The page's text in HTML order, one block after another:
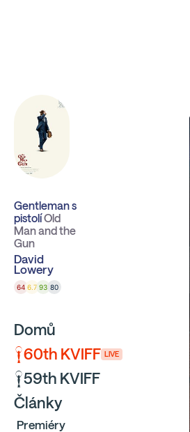
Gentleman s
pistolíOld
Man and the
Gun
David
Lowery
64 6.7 93 80
Domů
60th KVIFF LIVE
59th KVIFF
Články
Premiéry